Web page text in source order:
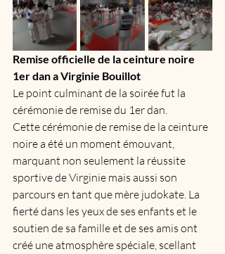
Remise officielle de la ceinture noire
1er dan a Virginie Bouillot
Le point culminant de la soirée fut la
cérémonie de remise du 1er dan.
Cette cérémonie de remise de la ceinture
noire a été un moment émouvant,
marquant non seulement la réussite
sportive de Virginie mais aussi son
parcours en tant que mère judokate. La
fierté dans les yeux de ses enfants et le
soutien de sa famille et de ses amis ont
créé une atmosphère spéciale, scellant